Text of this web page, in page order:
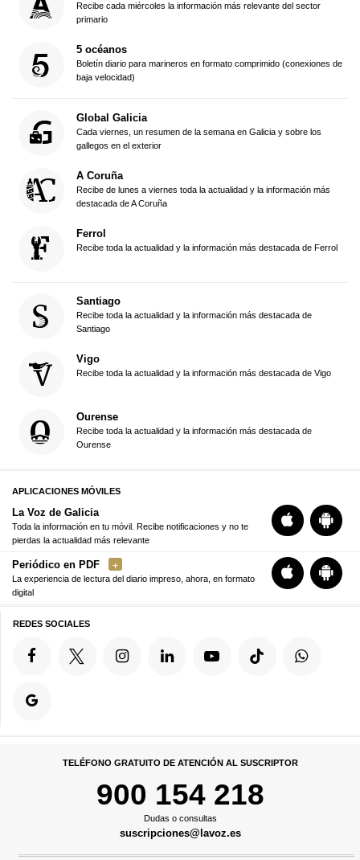
Recibe cada miércoles la información más relevante del sector
primario
5 océanos
Boletín diario para marineros en formato comprimido (conexiones de
baja velocidad)
Global Galicia
Cada viernes, un resumen de la semana en Galicia y sobre los
gallegos en el exterior
A Coruña
Recibe de lunes a viernes toda la actualidad y la información más
destacada de A Coruña
Ferrol
Recibe toda la actualidad y la información más destacada de Ferrol
Santiago
Recibe toda la actualidad y la información más destacada de
Santiago
Vigo
Recibe toda la actualidad y la información más destacada de Vigo
Ourense
Recibe toda la actualidad y la información más destacada de
Ourense
APLICACIONES MÓVILES
La Voz de Galicia
Toda la información en tu móvil. Recibe notificaciones y no te
pierdas la actualidad más relevante
Periódico en PDF
La experiencia de lectura del diario impreso, ahora, en formato
digital
REDES SOCIALES
TELÉFONO GRATUITO DE ATENCIÓN AL SUSCRIPTOR
900 154 218
Dudas o consultas
suscripciones@lavoz.es